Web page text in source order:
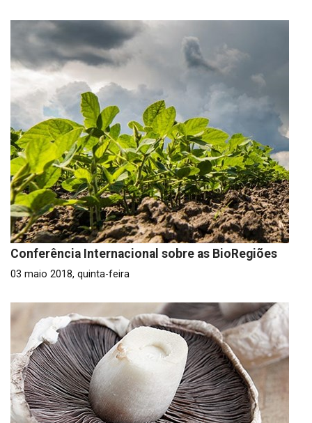
Conferência Internacional sobre as BioRegiões
03 maio 2018, quinta-feira